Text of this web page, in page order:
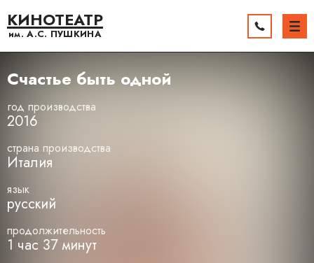
КИНОТЕАТР
им. А.С. ПУШКИНА
Счастье быть одной
год производства
2016
страна производства
Италия
язык
русский
продолжительность
1 час 37 минут